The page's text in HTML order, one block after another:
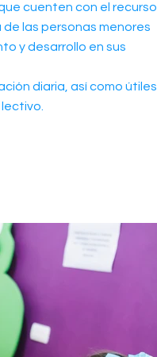
cuenten con el recurso
las personas menores
y desarrollo en sus
diaria, así como útiles